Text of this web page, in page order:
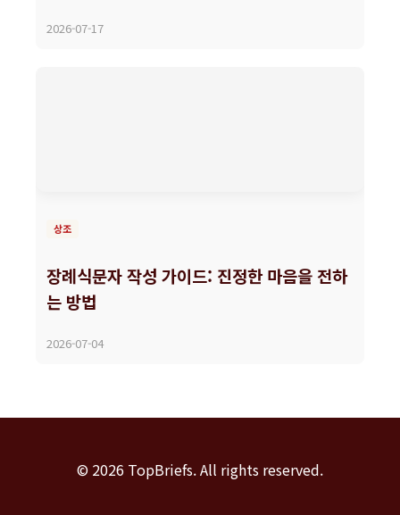
2026-07-17
상조
장례식문자 작성 가이드: 진정한 마음을 전하
는 방법
2026-07-04
© 2026 TopBriefs. All rights reserved.